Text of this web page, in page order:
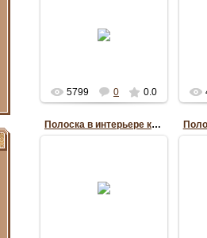
шторы для кухни
5799 0 0.0
Полоска в интерьере кухни